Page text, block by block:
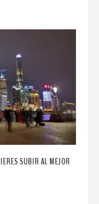
SUBIR AL MEJOR